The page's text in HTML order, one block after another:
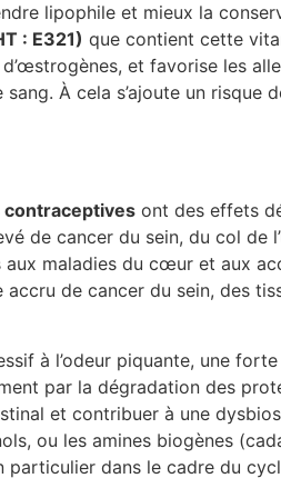
lipophile et mieux la
: E321) que contient cette
et favorise les
À cela s’ajoute un risque
ont des effets
de cancer du sein, du col de
aux maladies du cœur et aux
de cancer du sein, des
à l’odeur piquante, une
par la dégradation des
et contribuer à une
ou les amines biogènes
dans le cadre du